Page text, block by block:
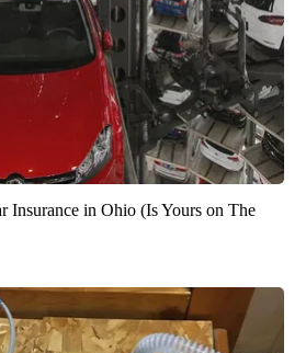
Insurance in Ohio (Is Yours on The